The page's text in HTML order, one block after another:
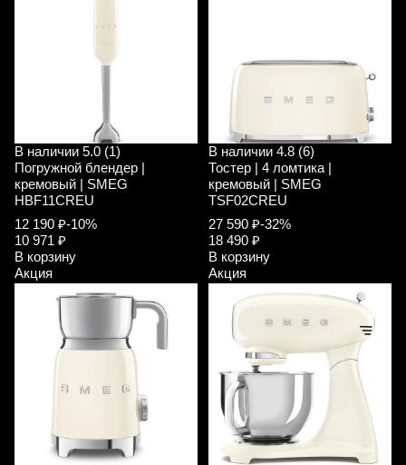
В наличии 5.0 (1)
Погружной блендер |
кремовый | SMEG
HBF11CREU
12 190 ₽-10%
10 971 ₽
В корзину
Акция
В наличии 4.8 (6)
Тостер | 4 ломтика |
кремовый | SMEG
TSF02CREU
27 590 ₽-32%
18 490 ₽
В корзину
Акция